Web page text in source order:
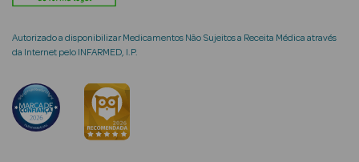
Séruns Faciais
Creme de Olhos
Anti-
Autorizado a disponibilizar Medicamentos Não Sujeitos a Receita Médica através
da Internet pelo INFARMED, I.P.